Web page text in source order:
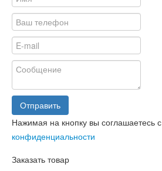
Отправить
Нажимая на кнопку вы соглашаетесь с
конфиденциальности
Заказать товар